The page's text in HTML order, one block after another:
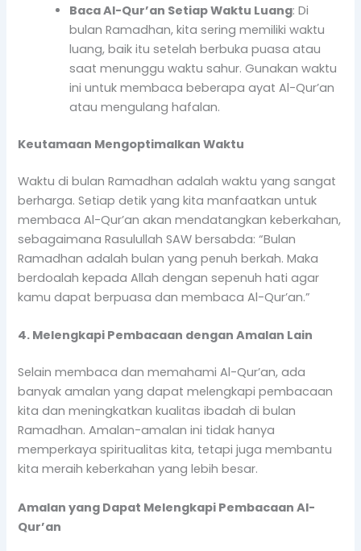
Baca Al-Qur’an Setiap Waktu Luang: Di
bulan Ramadhan, kita sering memiliki waktu
luang, baik itu setelah berbuka puasa atau
saat menunggu waktu sahur. Gunakan waktu
ini untuk membaca beberapa ayat Al-Qur’an
atau mengulang hafalan.
Keutamaan Mengoptimalkan Waktu
Waktu di bulan Ramadhan adalah waktu yang sangat
berharga. Setiap detik yang kita manfaatkan untuk
membaca Al-Qur’an akan mendatangkan keberkahan,
sebagaimana Rasulullah SAW bersabda: “Bulan
Ramadhan adalah bulan yang penuh berkah. Maka
berdoalah kepada Allah dengan sepenuh hati agar
kamu dapat berpuasa dan membaca Al-Qur’an.”
4. Melengkapi Pembacaan dengan Amalan Lain
Selain membaca dan memahami Al-Qur’an, ada
banyak amalan yang dapat melengkapi pembacaan
kita dan meningkatkan kualitas ibadah di bulan
Ramadhan. Amalan-amalan ini tidak hanya
memperkaya spiritualitas kita, tetapi juga membantu
kita meraih keberkahan yang lebih besar.
Amalan yang Dapat Melengkapi Pembacaan Al-
Qur’an